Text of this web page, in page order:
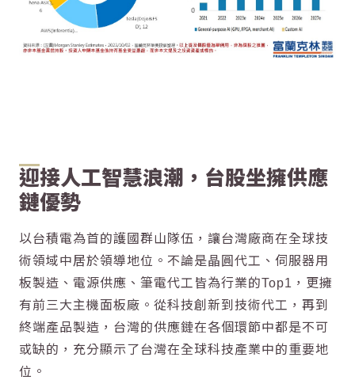
迎接人工智慧浪潮，台股坐擁供應
鏈優勢
以台積電為首的護國群山隊伍，讓台灣廠商在全球技
術領域中居於領導地位。不論是晶圓代工、伺服器用
板製造、電源供應、筆電代工皆為行業的Top1，更擁
有前三大主機面板廠。從科技創新到技術代工，再到
終端產品製造，台灣的供應鏈在各個環節中都是不可
或缺的，充分顯示了台灣在全球科技產業中的重要地
位。